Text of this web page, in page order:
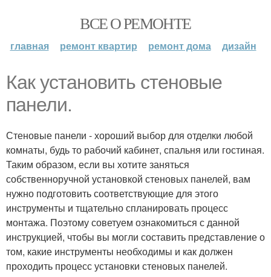
ВСЕ О РЕМОНТЕ
главная ремонт квартир ремонт дома дизайн
Как установить стеновые
панели.
Стеновые панели - хороший выбор для отделки любой
комнаты, будь то рабочий кабинет, спальня или гостиная.
Таким образом, если вы хотите заняться
собственноручной установкой стеновых панелей, вам
нужно подготовить соответствующие для этого
инструменты и тщательно спланировать процесс
монтажа. Поэтому советуем ознакомиться с данной
инструкцией, чтобы вы могли составить представление о
том, какие инструменты необходимы и как должен
проходить процесс установки стеновых панелей.